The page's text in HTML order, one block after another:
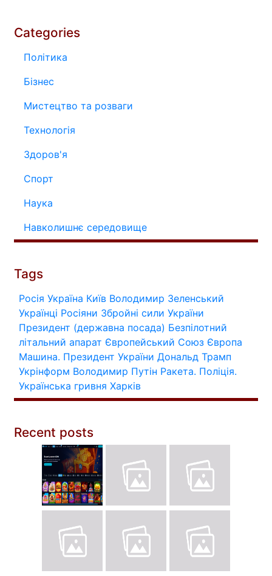
Categories
Політика
Бізнес
Мистецтво та розваги
Технологія
Здоров'я
Спорт
Наука
Навколишнє середовище
Tags
Росія Україна Київ Володимир Зеленський
Українці Росіяни Збройні сили України
Президент (державна посада) Безпілотний
літальний апарат Європейський Союз Європа
Машина. Президент України Дональд Трамп
Укрінформ Володимир Путін Ракета. Поліція.
Українська гривня Харків
Recent posts